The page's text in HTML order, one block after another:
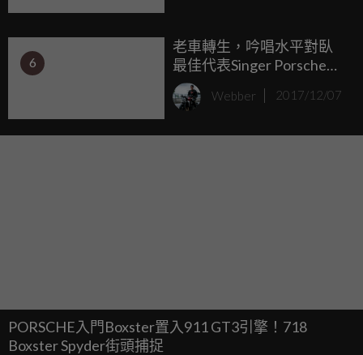
6
老車轉生，吟唱水平對臥
最佳代表Singer Porsche
911
Webber 2017/12/07
PORSCHE入門Boxster置入911 GT3引擎！718
Boxster Spyder街頭捕捉